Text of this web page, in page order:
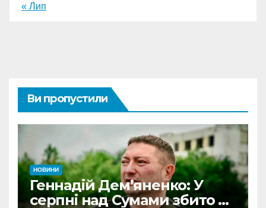
« Лип
Ви пропустили
НОВИНИ
Геннадій Дем’яненко: У
серпні над Сумами збито 6